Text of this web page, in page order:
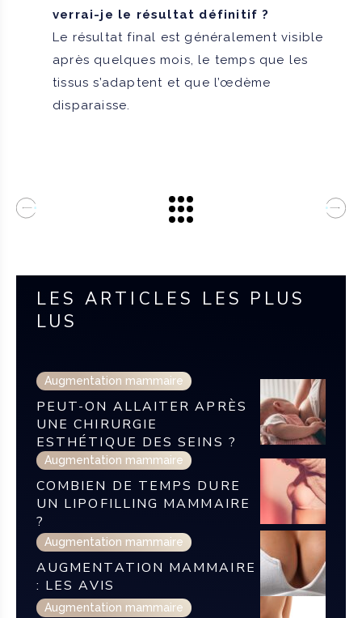
LES ARTICLES LES PLUS
LUS
Augmentation mammaire
PEUT-ON ALLAITER APRÈS
UNE CHIRURGIE
ESTHÉTIQUE DES SEINS ?
Augmentation mammaire
COMBIEN DE TEMPS DURE
UN LIPOFILLING MAMMAIRE
?
Augmentation mammaire
AUGMENTATION MAMMAIRE
: LES AVIS
Augmentation mammaire
verrai-je le résultat définitif ?
Le résultat final est généralement visible
après quelques mois, le temps que les
tissus s’adaptent et que l’œdème
disparaisse.